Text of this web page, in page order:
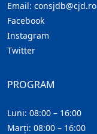
Email: consjdb@cjd.ro
Facebook
Instagram
Twitter
PROGRAM
Luni: 08:00 – 16:00
Marți: 08:00 – 16:00